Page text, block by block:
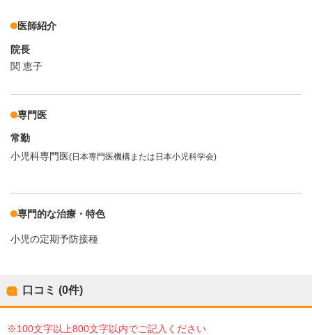
医師紹介
院長
関 恵子
専門医
常勤
小児科専門医(日本専門医機構または日本小児科学会)
専門的な治療・特色
小児の定期予防接種
口コミ (0件)
※100文字以上800文字以内でご記入ください